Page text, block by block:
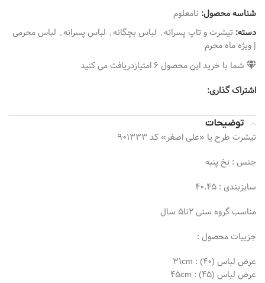
شناسه محصول: نامعلوم
دسته: تیشرت و تاپ پسرانه, لباس بچگانه, لباس پسرانه, لباس محرمی
| ویژه ماه محرم
شما با خرید این محصول 6 امتیازدریافت می کنید
اشتراک گذاری:
توضیحات
تیشرت طرح یا «علی اصغر» کد 901333
جنس : نخ پنبه
سایزبندی : 40.45
مناسب گروه سنی 2تا5 سال
جزییات محصول :
عرض لباس (40) : 31cm
عرض لباس (45) : 45cm